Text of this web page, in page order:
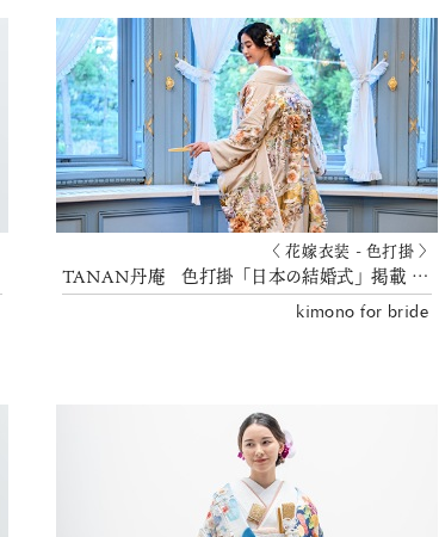
〈 花嫁衣装 - 色打掛 〉
TANAN丹庵 色打掛「日本の結婚式」掲載 長楽館
kimono for bride